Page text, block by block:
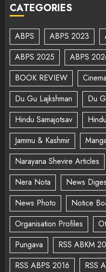
CATEGORIES
ABPS ABPS 2023
ABPS 2025
ABPS
BOOK REVIEW
Cinema
Du Gu Lajkshman
Du
Hindu Samajotsav
Jammu & Kashmir
Narayana Shevire Articles
Nera Nota
News
News Photo
Notice
Organisation Profiles
Pungava
RSS ABKM
RSS ABPS 2016
RSS